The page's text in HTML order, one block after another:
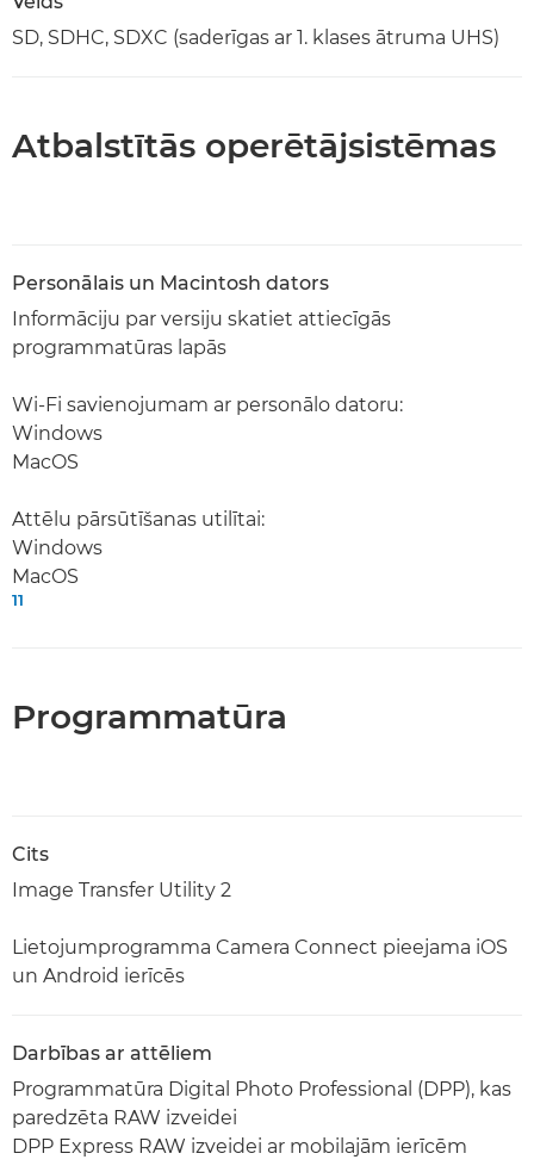
SD, SDHC, SDXC (saderīgas ar 1. klases ātruma UHS)
Atbalstītās operētājsistēmas
Personālais un Macintosh dators
Informāciju par versiju skatiet attiecīgās
programmatūras lapās
Wi-Fi savienojumam ar personālo datoru:
Windows
MacOS
Attēlu pārsūtīšanas utilītai:
Windows
MacOS
11
Programmatūra
Cits
Image Transfer Utility 2
Lietojumprogramma Camera Connect pieejama iOS
un Android ierīcēs
Darbības ar attēliem
Programmatūra Digital Photo Professional (DPP), kas
paredzēta RAW izveidei
DPP Express RAW izveidei ar mobilajām ierīcēm